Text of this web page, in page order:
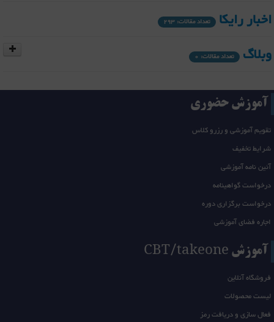
اخبار رایکا تعداد مقالات: 293
وبلاگ تعداد مقالات: 0
تونل GRE تعداد مقالات: 3
DMVPN تعداد مقالات: 9
EIGRP
OSPF
ISIS
NAT
IPV4 تعداد مقالات: 1
آموزش حضوری
تقویم آموزشی و رزرو کلاس
شرایط تخفیف
آئین نامه آموزشی
درخواست گواهینامه
درخواست برگزاری دوره
اجاره فضای آموزشی
آموزش CBT/takeone
فروشگاه آنلاین
لیست محصولات
فعال سازی و دریافت رمز